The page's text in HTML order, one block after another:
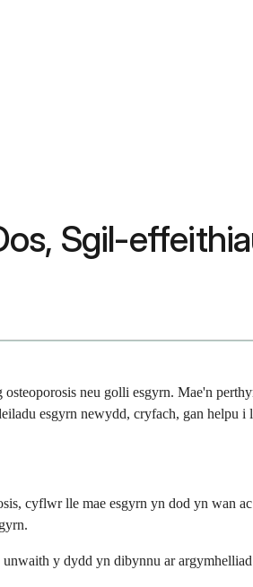
Sgil-
neu golli esgyrn. Mae'n
esgyrn newydd, cryfach, gan helpu
cyflwr lle mae esgyrn yn dod yn wan
y dydd yn dibynnu ar